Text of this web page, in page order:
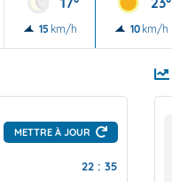
15 km/h 10 km/h
METTRE À JOUR
22 : 35